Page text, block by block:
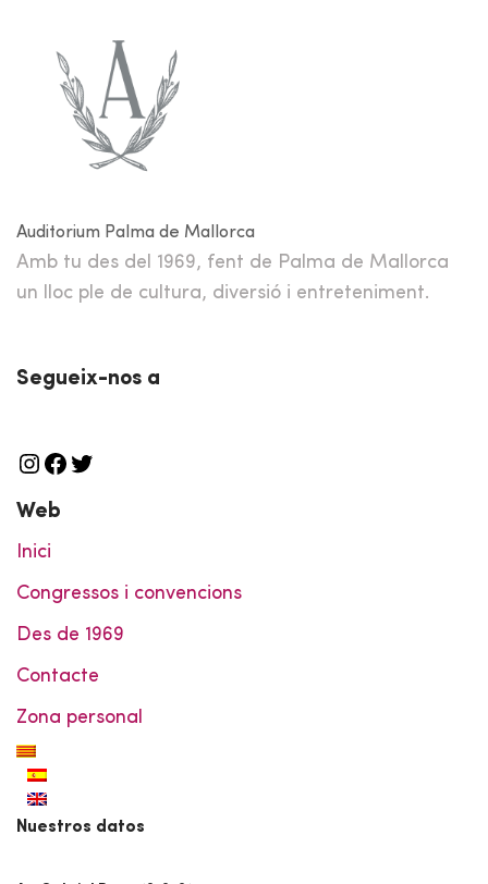
Auditorium Palma de Mallorca
Amb tu des del 1969, fent de Palma de Mallorca
un lloc ple de cultura, diversió i entreteniment.
Segueix-nos a
Web
Inici
Congressos i convencions
Des de 1969
Contacte
Zona personal
Nuestros datos